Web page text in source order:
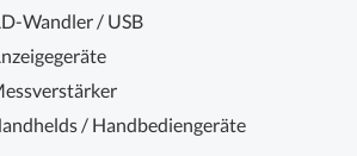
Wandler / USB
/ Handbediengeräte